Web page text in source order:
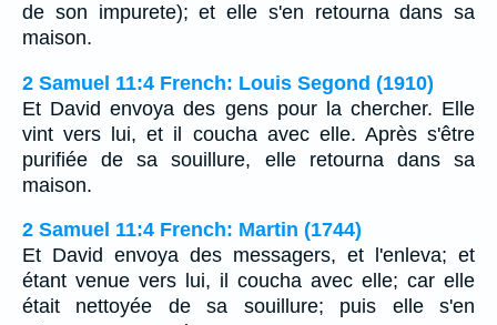
de son impurete); et elle s'en retourna dans sa
maison.
2 Samuel 11:4 French: Louis Segond (1910)
Et David envoya des gens pour la chercher. Elle
vint vers lui, et il coucha avec elle. Après s'être
purifiée de sa souillure, elle retourna dans sa
maison.
2 Samuel 11:4 French: Martin (1744)
Et David envoya des messagers, et l'enleva; et
étant venue vers lui, il coucha avec elle; car elle
était nettoyée de sa souillure; puis elle s'en